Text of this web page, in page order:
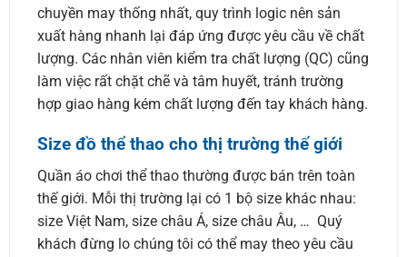
chuyền may thống nhất, quy trình logic nên sản
xuất hàng nhanh lại đáp ứng được yêu cầu về chất
lượng. Các nhân viên kiểm tra chất lượng (QC) cũng
làm việc rất chặt chẽ và tâm huyết, tránh trường
hợp giao hàng kém chất lượng đến tay khách hàng.
Size đồ thể thao cho thị trường thế giới
Quần áo chơi thể thao thường được bán trên toàn
thế giới. Mỗi thị trường lại có 1 bộ size khác nhau:
size Việt Nam, size châu Á, size châu Âu, … Quý
khách đừng lo chúng tôi có thể may theo yêu cầu